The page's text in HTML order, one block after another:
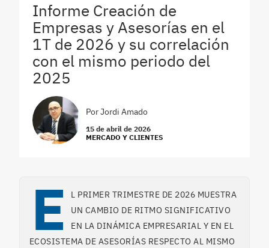
Informe Creación de
Empresas y Asesorías en el
1T de 2026 y su correlación
con el mismo periodo del
2025
PorJordi Amado
15 de abril de 2026
MERCADO Y CLIENTES
E
L PRIMER TRIMESTRE DE 2026 MUESTRA
UN CAMBIO DE RITMO SIGNIFICATIVO
EN LA DINÁMICA EMPRESARIAL Y EN EL
ECOSISTEMA DE ASESORÍAS RESPECTO AL MISMO